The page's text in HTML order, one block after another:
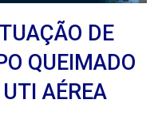
DE
QUEIMADO
AÉREA